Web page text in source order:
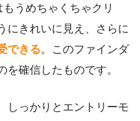
うめちゃくちゃクリ
にきれいに見え、さらに
できる。このファインダ
確信したものです。
しっかりとエントリーモ